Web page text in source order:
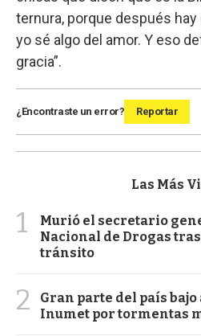
ternura, porque después
yo sé algo del amor. Y eso
gracia”.
¿Encontraste un error? Reportar
Las Más
1
Murió el secretario
Nacional de Drogas
tránsito
2
Gran parte del país
Inumet por tormentas